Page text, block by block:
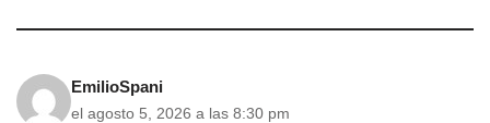
EmilioSpani
el agosto 5, 2026 a las 8:30 pm